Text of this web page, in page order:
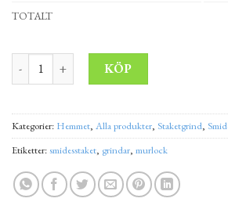
TOTALT
Staketgrind IVÖSJÖN 200 x 120 cm mängd
KÖP
Kategorier: Hemmet, Alla produkter, Staketgrind,
Etiketter:smidesstaket, grindar, murlock